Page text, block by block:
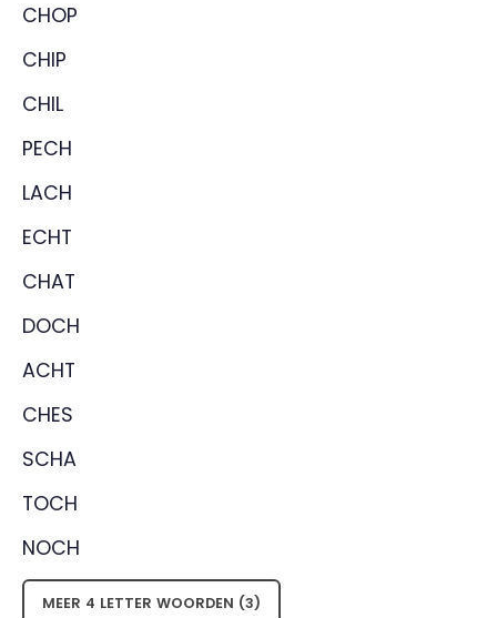
CHOP
CHIP
CHIL
PECH
LACH
ECHT
CHAT
DOCH
ACHT
CHES
SCHA
TOCH
NOCH
MEER 4 LETTER WOORDEN (3)